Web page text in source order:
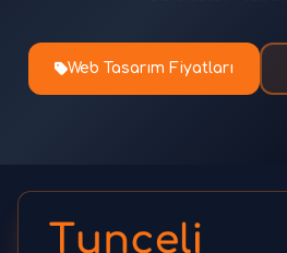
Web Tasarım Fiyatları